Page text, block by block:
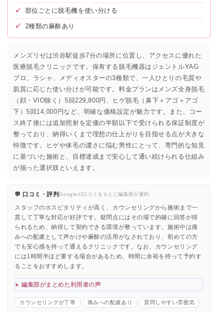
✓ 部位ごとに脱毛機を使い分ける
✓ 2種類の麻酔あり
メンズリゼは渋谷駅徒歩7分の場所に位置し、アクセスに優れた
医療脱毛クリニックです。保有する脱毛機器はジェントルYAG
プロ、ラシャ、メディオスターの3種類で、一人ひとりの毛質や
肌質に応じた使い分けが可能です。料金プランはメンズ全身脱毛
（顔・VIO除く）5回229,800円、ヒゲ脱毛（鼻下＋アゴ＋アゴ
下）5回14,000円など、明確な価格設定が魅力です。また、コー
ス終了後には追加照射を定価の半額以下で受けられる保証制度が
整っており、納得いくまで理想の仕上がりを目指せる点が大きな
特徴です。ヒゲや体毛の濃さに悩む男性にとって、専門的な知見
に基づいた施術と、目標達成まで安心して通い続けられる仕組み
が揃った選択肢といえます。
💬 口コミ・評判Googleの口コミをもとに編集部が要約
スタッフのホスピタリティが高く、カウンセリングから施術まで一
貫して丁寧な対応が好評です。疑問点にはその場で的確に回答が得
られるため、納得して契約できる環境が整っています。施術中は痛
みへの配慮として声かけや麻酔の活用がなされており、初めての方
でも安心感を持って通えるクリニックです。なお、カウンセリング
には1時間半ほど要する場合があるため、時間に余裕を持って予約す
ることをおすすめします。
編集部がまとめた利用者の声
カウンセリングが丁寧 痛みへの配慮あり 質問しやすい雰囲気